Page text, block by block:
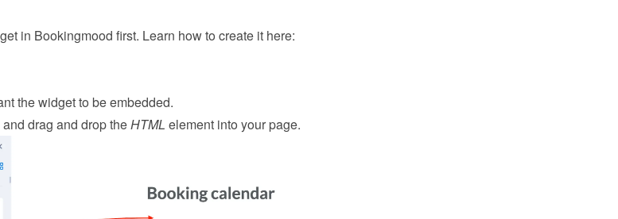
the widget to be embedded.
drag and drop the HTML element into your page.